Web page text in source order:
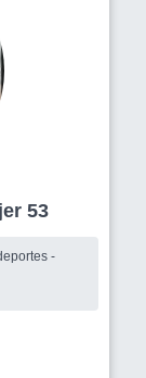
Tucuman Mujer 53
-